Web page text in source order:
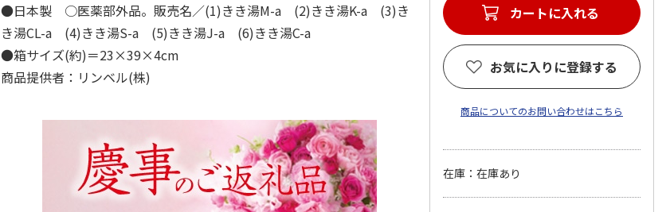
●日本製 ○医薬部外品。販売名／(1)きき湯M-a (2)きき湯K-a (3)き
き湯CL-a (4)きき湯S-a (5)きき湯J-a (6)きき湯C-a
●箱サイズ(約)＝23×39×4cm
商品提供者：リンベル(株)
カートに入れる
お気に入りに登録する
商品についてのお問い合わせはこちら
在庫：在庫あり